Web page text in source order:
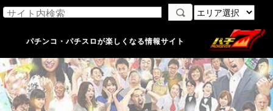
パチンコ・パチスロが楽しくなる情報サイト